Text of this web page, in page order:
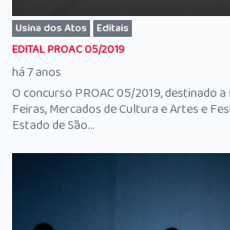
Usina dos Atos Editais
EDITAL PROAC 05/2019
há 7 anos
O concurso PROAC 05/2019, destinado
Feiras, Mercados de Cultura e Artes e
Estado de São...